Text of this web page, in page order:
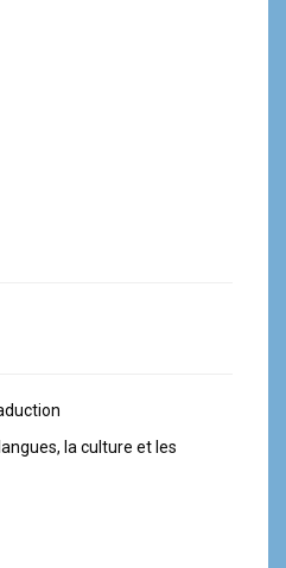
la culture et les